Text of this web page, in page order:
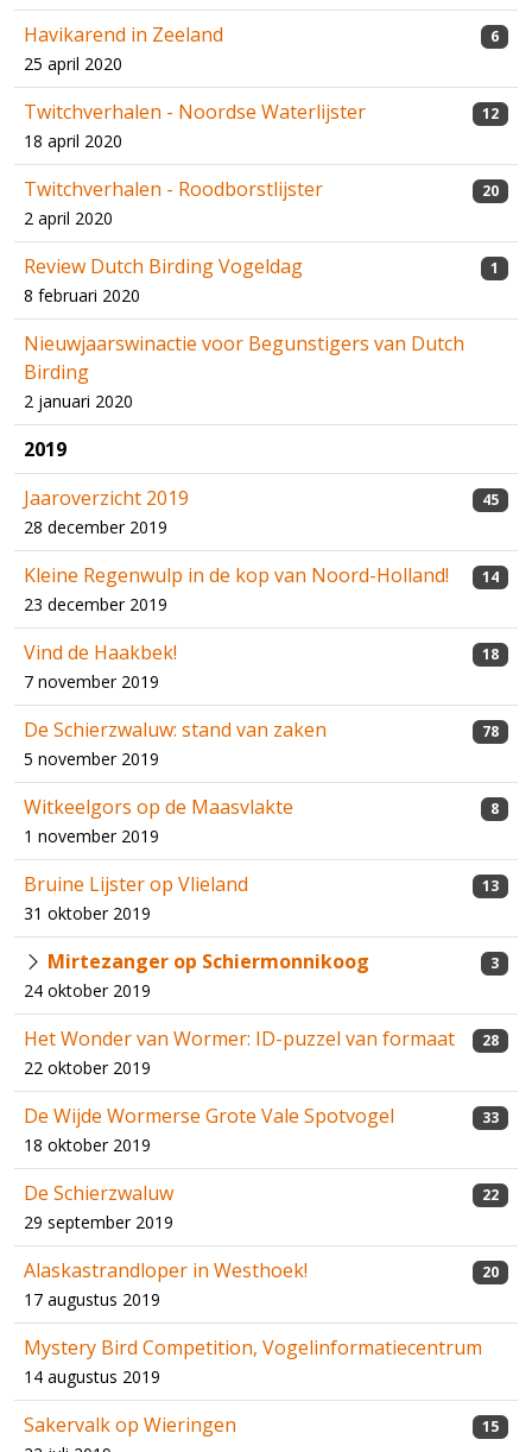
Havikarend in Zeeland
25 april 2020
6
Twitchverhalen - Noordse Waterlijster
18 april 2020
12
Twitchverhalen - Roodborstlijster
2 april 2020
20
Review Dutch Birding Vogeldag
8 februari 2020
1
Nieuwjaarswinactie voor Begunstigers van Dutch
Birding
2 januari 2020
2019
Jaaroverzicht 2019
28 december 2019
45
Kleine Regenwulp in de kop van Noord-Holland!
23 december 2019
14
Vind de Haakbek!
7 november 2019
18
De Schierzwaluw: stand van zaken
5 november 2019
78
Witkeelgors op de Maasvlakte
1 november 2019
8
Bruine Lijster op Vlieland
31 oktober 2019
13
Mirtezanger op Schiermonnikoog
24 oktober 2019
3
Het Wonder van Wormer: ID-puzzel van formaat
22 oktober 2019
28
De Wijde Wormerse Grote Vale Spotvogel
18 oktober 2019
33
De Schierzwaluw
29 september 2019
22
Alaskastrandloper in Westhoek!
17 augustus 2019
20
Mystery Bird Competition, Vogelinformatiecentrum
14 augustus 2019
Sakervalk op Wieringen 15